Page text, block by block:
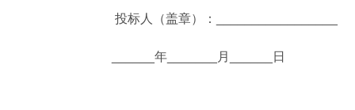
投标人（盖章）：
______年_______月______日